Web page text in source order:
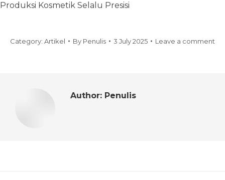
Produksi Kosmetik Selalu Presisi
Category: Artikel By Penulis 3 July 2025 Leave a comment
Author: Penulis